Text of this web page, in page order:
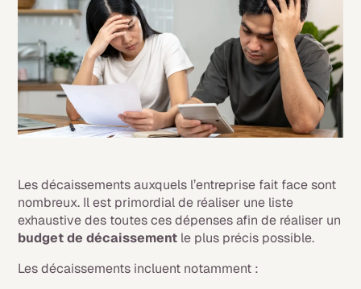
Les décaissements auxquels l’entreprise fait face sont
nombreux. Il est primordial de réaliser une liste
exhaustive des toutes ces dépenses afin de réaliser un
budget de décaissement le plus précis possible.
Les décaissements incluent notamment :